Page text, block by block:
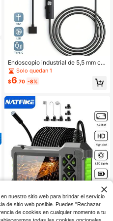
Endoscopio industrial de 5,5 mm co
n calificación impermeable IP67, luz
ajustable y compatibilidad con USB
tipo C y teléfonos inteligentes Andr
antenimiento de automóviles
Solo quedan 1
$6.70 -8%
Ahorro de $16.45
Cámara de endoscopio industrial N
ATFIRE, pantalla IPS de 4.3", resiste
$18.35 -47% con cupón
nuestro sitio web para brindar el servicio
de sitio web posible. Puedes "Rechazar
de cookies en cualquier momento a tu